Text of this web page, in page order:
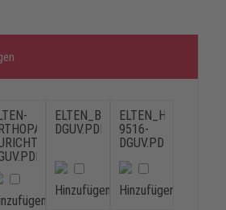
ELTEN_BAUERFEIND-
DGUV.PDF
Hinzufügen
ELTEN_HARTMANN-
9516-
DGUV.PDF
Hinzufügen